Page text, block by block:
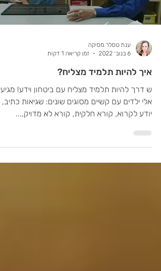
6 בנוב׳ 2022
זמן קריאה 1 דקות
איך להיות תלמיד מצליח?
ש דרך להיות תלמיד מצליח עם ביטחון וידע!
אלי ילדים עם קשיים מסוגים שונים: שגיאות
יודע לקרוא, קורא חלקית, קורא לא מדויק,...